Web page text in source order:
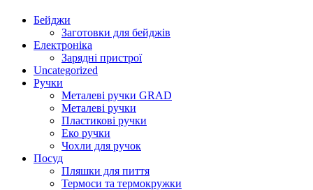
Бейджи
Заготовки для бейджів
Електроніка
Зарядні пристрої
Uncategorized
Ручки
Металеві ручки GRAD
Металеві ручки
Пластикові ручки
Еко ручки
Чохли для ручок
Посуд
Пляшки для пиття
Термоси та термокружки